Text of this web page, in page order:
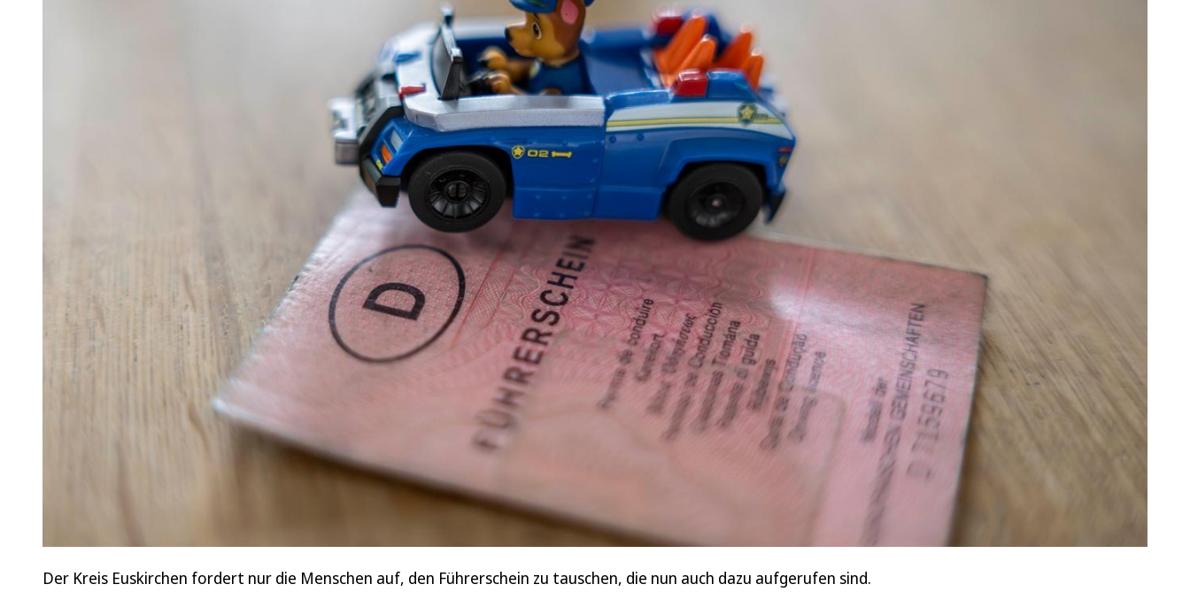
Der Kreis Euskirchen fordert nur die Menschen auf, den Führerschein zu tauschen, die nun auch dazu aufgerufen sind.